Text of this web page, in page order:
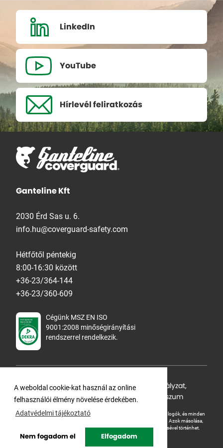
A weboldal cookie-kat használ az online
felhasználói élmény növelése érdekében.
Adatvédelmi tájékoztató
Nem fogadom el Elfogadom
LinkedIn
YouTube
Hírlevél feliratkozás
Ganteline Kft
2030 Érd Sas u. 6.
info.hu@coverguard-safety.com
Hétfőtől péntekig
8:00-16:30 között
+36-23/364-144
+36-23/360-609
Cégünk MSZ EN ISO
9001:2008 minőségirányítási
rendszerrel rendelkezik.
Adatvédelmi tájékoztató,Cookie Szabályzat,
Felhasználási feltételek,ÁSZF Impresszum
A Ganteline Kft jelen honlapja szerzői jog által védett. A leírások, fotók, logók, és minden
Azok másolása,
üzleti célú felhasználása kizárólag a jog tulajdonosának beleegyezésével történhet.
Copyright © Ganteline. All rights reserved.